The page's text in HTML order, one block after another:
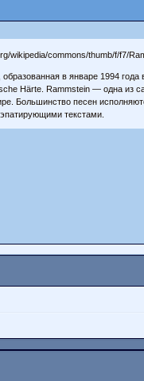
в январе 1994
Härte. Rammstein — одна из
Большинство песен
текстами.